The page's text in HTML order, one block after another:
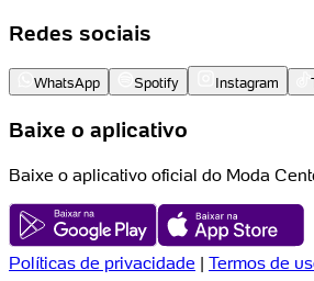
Redes sociais
WhatsApp Spotify Instagram
Baixe o aplicativo
Baixe o aplicativo oficial do Moda
Políticas de privacidade | Termos de